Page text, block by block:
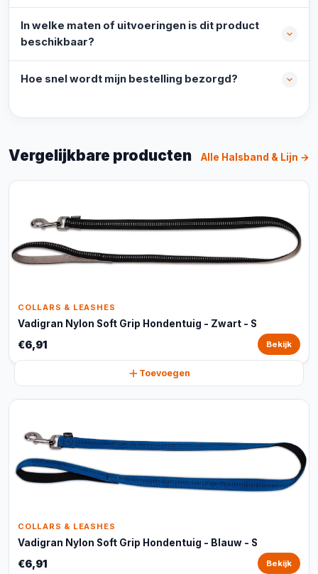
In welke maten of uitvoeringen is dit product
beschikbaar?
Hoe snel wordt mijn bestelling bezorgd?
Vergelijkbare producten Alle Halsband & Lijn →
COLLARS & LEASHES
Vadigran Nylon Soft Grip Hondentuig - Zwart - S
€6,91 Bekijk
Toevoegen
COLLARS & LEASHES
Vadigran Nylon Soft Grip Hondentuig - Blauw - S
€6,91 Bekijk